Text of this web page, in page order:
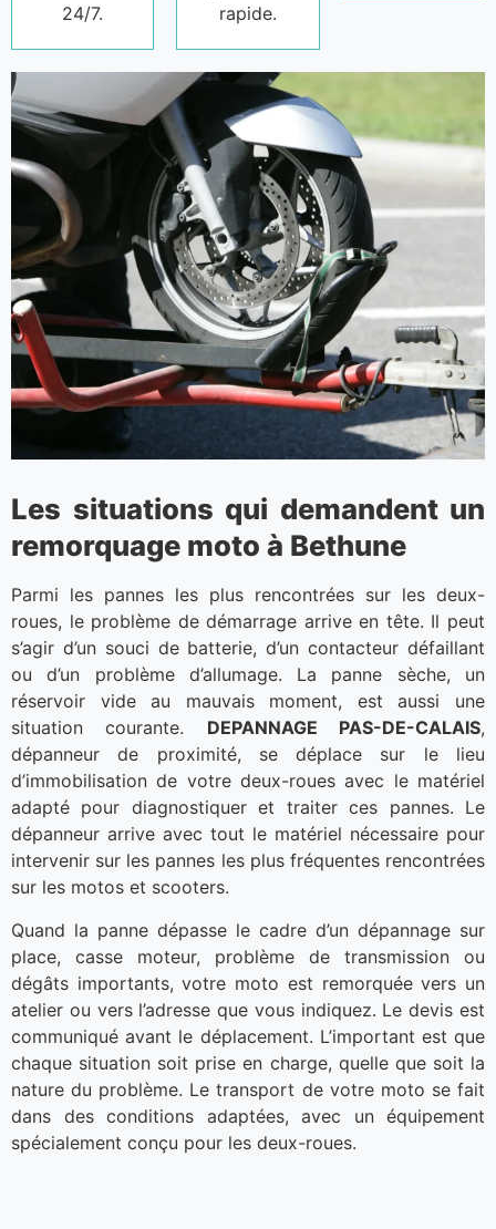
24/7.
rapide.
Les situations qui demandent un
remorquage moto à Bethune
Parmi les pannes les plus rencontrées sur les deux-
roues, le problème de démarrage arrive en tête. Il peut
s’agir d’un souci de batterie, d’un contacteur défaillant
ou d’un problème d’allumage. La panne sèche, un
réservoir vide au mauvais moment, est aussi une
situation courante. DEPANNAGE PAS-DE-CALAIS,
dépanneur de proximité, se déplace sur le lieu
d’immobilisation de votre deux-roues avec le matériel
adapté pour diagnostiquer et traiter ces pannes. Le
dépanneur arrive avec tout le matériel nécessaire pour
intervenir sur les pannes les plus fréquentes rencontrées
sur les motos et scooters.
Quand la panne dépasse le cadre d’un dépannage sur
place, casse moteur, problème de transmission ou
dégâts importants, votre moto est remorquée vers un
atelier ou vers l’adresse que vous indiquez. Le devis est
communiqué avant le déplacement. L’important est que
chaque situation soit prise en charge, quelle que soit la
nature du problème. Le transport de votre moto se fait
dans des conditions adaptées, avec un équipement
spécialement conçu pour les deux-roues.